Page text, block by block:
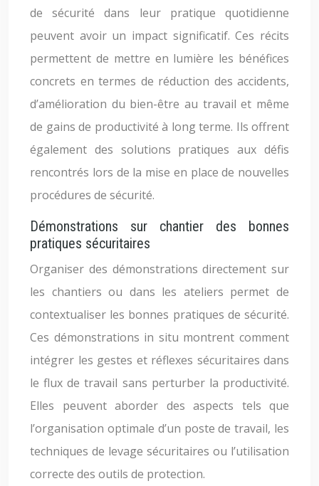
de sécurité dans leur pratique quotidienne
peuvent avoir un impact significatif. Ces récits
permettent de mettre en lumière les bénéfices
concrets en termes de réduction des accidents,
d’amélioration du bien-être au travail et même
de gains de productivité à long terme. Ils offrent
également des solutions pratiques aux défis
rencontrés lors de la mise en place de nouvelles
procédures de sécurité.
Démonstrations sur chantier des bonnes
pratiques sécuritaires
Organiser des démonstrations directement sur
les chantiers ou dans les ateliers permet de
contextualiser les bonnes pratiques de sécurité.
Ces démonstrations in situ montrent comment
intégrer les gestes et réflexes sécuritaires dans
le flux de travail sans perturber la productivité.
Elles peuvent aborder des aspects tels que
l’organisation optimale d’un poste de travail, les
techniques de levage sécuritaires ou l’utilisation
correcte des outils de protection.